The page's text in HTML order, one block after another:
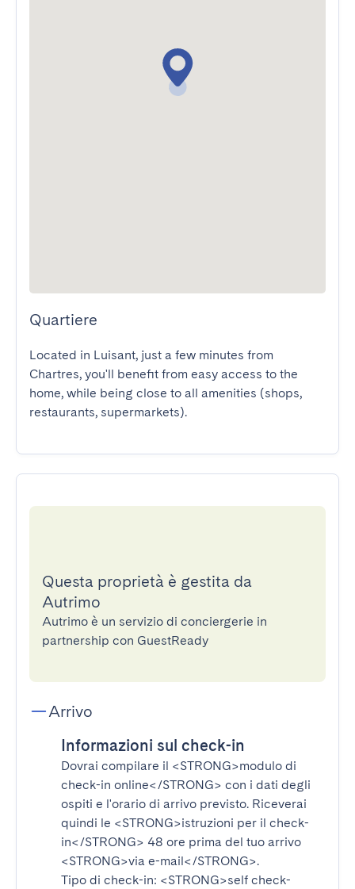
Quartiere
Located in Luisant, just a few minutes from
Chartres, you'll benefit from easy access to the
home, while being close to all amenities (shops,
restaurants, supermarkets).
Questa proprietà è gestita da
Autrimo
Autrimo è un servizio di conciergerie in
partnership con GuestReady
Arrivo
Informazioni sul check-in
Dovrai compilare il <STRONG>modulo di
check-in online</STRONG> con i dati degli
ospiti e l'orario di arrivo previsto. Riceverai
quindi le <STRONG>istruzioni per il check-
in</STRONG> 48 ore prima del tuo arrivo
<STRONG>via e-mail</STRONG>.
Tipo di check-in: <STRONG>self check-